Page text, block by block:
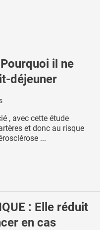
Pourquoi il ne
déjeuner
, avec cette étude
et donc au risque
...
: Elle réduit
en cas